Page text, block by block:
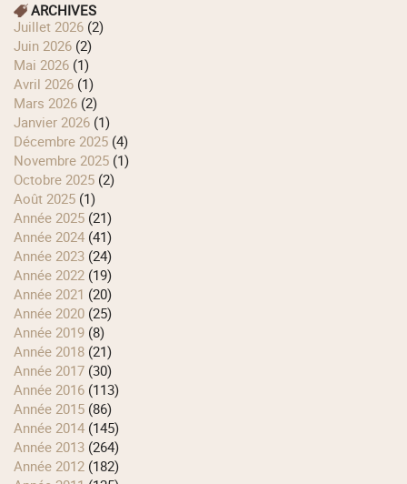
ARCHIVES
juillet 2026 (2)
juin 2026 (2)
mai 2026 (1)
avril 2026 (1)
mars 2026 (2)
janvier 2026 (1)
décembre 2025 (4)
novembre 2025 (1)
octobre 2025 (2)
août 2025 (1)
année 2025 (21)
année 2024 (41)
année 2023 (24)
année 2022 (19)
année 2021 (20)
année 2020 (25)
année 2019 (8)
année 2018 (21)
année 2017 (30)
année 2016 (113)
année 2015 (86)
année 2014 (145)
année 2013 (264)
année 2012 (182)